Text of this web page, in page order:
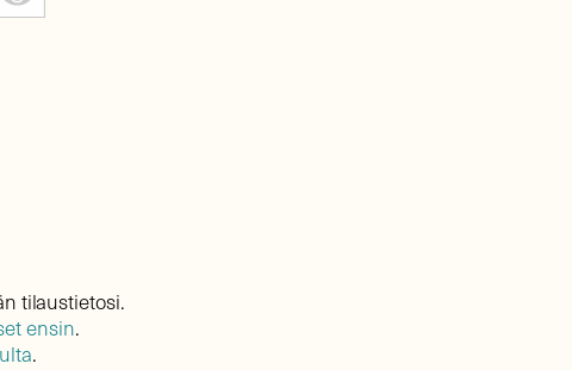
tilaustietosi.
ensin.
.